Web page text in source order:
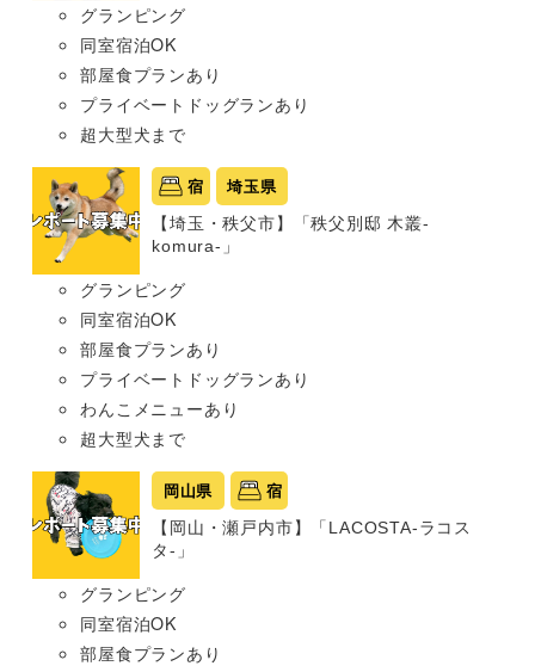
グランピング
同室宿泊OK
部屋食プランあり
プライベートドッグランあり
超大型犬まで
宿 埼玉県
【埼玉・秩父市】「秩父別邸 木叢-
komura-」
グランピング
同室宿泊OK
部屋食プランあり
プライベートドッグランあり
わんこメニューあり
超大型犬まで
岡山県 宿
【岡山・瀬戸内市】「LACOSTA-ラコス
タ-」
グランピング
同室宿泊OK
部屋食プランあり